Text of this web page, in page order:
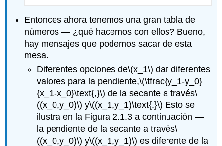
Entonces ahora tenemos una gran tabla de
números — ¿qué hacemos con ellos? Bueno,
hay mensajes que podemos sacar de esta
mesa.
Diferentes opciones de\(x_1\) dar diferentes
valores para la pendiente,\(\tfrac{y_1-y_0}
{x_1-x_0}\text{,}\) de la secante a través\
((x_0,y_0)\) y\((x_1,y_1)\text{.}\) Esto se
ilustra en la Figura 2.1.3 a continuación —
la pendiente de la secante a través\
((x_0,y_0)\) y\((x_1,y_1)\) es diferente de la